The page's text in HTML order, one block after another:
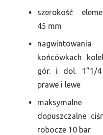
szerokość
45 mm
końcówkach
gór. i dol. 1”1/4
prawe i lewe
maksymalne
dopuszczalne
robocze 10 bar